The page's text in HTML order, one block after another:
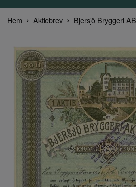
Hem Aktiebrev Bjersjö Bryggeri AB